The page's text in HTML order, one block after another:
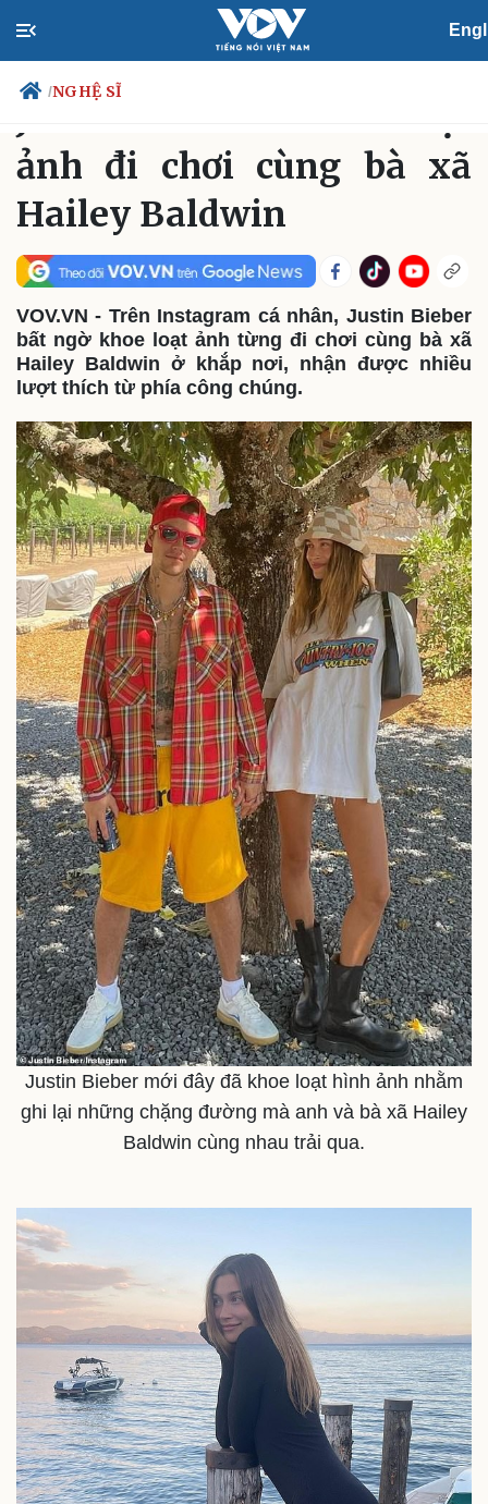
/NGHỆ SĨ
Chính trị
Tổ chức nhân sự
Quốc hội
Nhận diện sự thật
Xã hội
Dự báo thời tiết
Giáo dục
Dấu ấn VOV
Việc làm
Biển đảo
Thế giới
Quan sát
Cuộc sống đó đây
Multimedia
Video
Ảnh
E-Magazine
ảnh đi chơi cùng bà xã
Hailey Baldwin
VOV.VN - Trên Instagram cá nhân, Justin Bieber
bất ngờ khoe loạt ảnh từng đi chơi cùng bà xã
Hailey Baldwin ở khắp nơi, nhận được nhiều
lượt thích từ phía công chúng.
Justin Bieber mới đây đã khoe loạt hình ảnh nhằm
ghi lại những chặng đường mà anh và bà xã Hailey
Baldwin cùng nhau trải qua.